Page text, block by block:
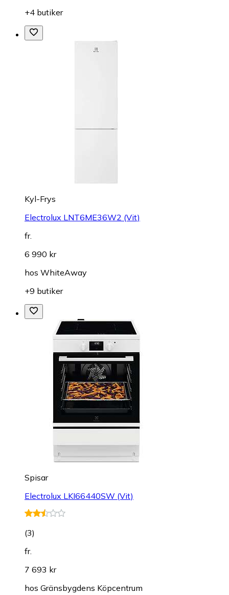
+4 butiker
Kyl-Frys
Electrolux LNT6ME36W2 (Vit)
fr.
6 990 kr
hos WhiteAway
+9 butiker
Spisar
Electrolux LKI66440SW (Vit)
(3)
fr.
7 693 kr
hos Gränsbygdens Köpcentrum